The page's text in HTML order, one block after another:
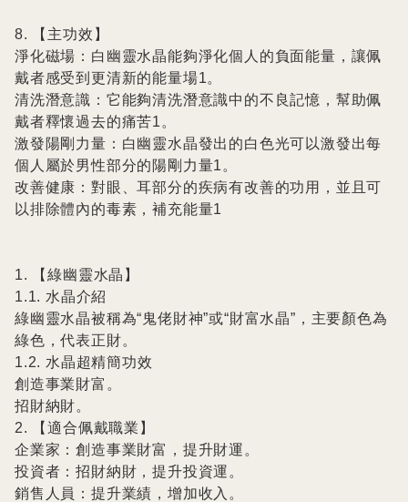
8. 【主功效】
淨化磁場：白幽靈水晶能夠淨化個人的負面能量，讓佩
戴者感受到更清新的能量場1。
清洗潛意識：它能夠清洗潛意識中的不良記憶，幫助佩
戴者釋懷過去的痛苦1。
激發陽剛力量：白幽靈水晶發出的白色光可以激發出每
個人屬於男性部分的陽剛力量1。
改善健康：對眼、耳部分的疾病有改善的功用，並且可
以排除體內的毒素，補充能量1
1. 【綠幽靈水晶】
1.1. 水晶介紹
綠幽靈水晶被稱為“鬼佬財神”或“財富水晶”，主要顏色為
綠色，代表正財。
1.2. 水晶超精簡功效
創造事業財富。
招財納財。
2. 【適合佩戴職業】
企業家：創造事業財富，提升財運。
投資者：招財納財，提升投資運。
銷售人員：提升業績，增加收入。